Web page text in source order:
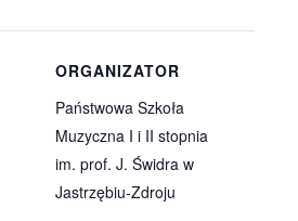
ORGANIZATOR
Państwowa Szkoła
Muzyczna I i II stopnia
im. prof. J. Świdra w
Jastrzębiu-Zdroju